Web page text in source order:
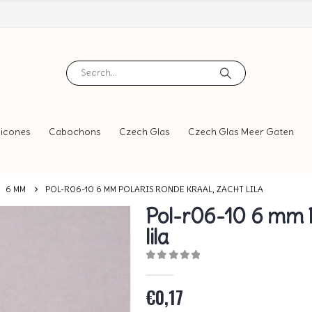
Cabochons Czech Glas Czech Glas Meer Gaten
6 MM POL-R06-10 6 MM POLARIS RONDE KRAAL, ZACHT LILA
Pol-r06-10 6 mm
lila
€0,17